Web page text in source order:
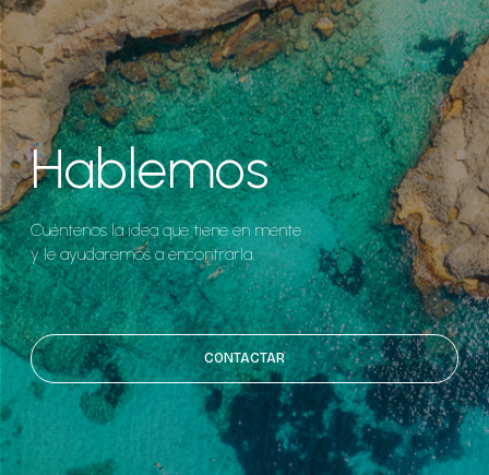
Hablemos
Cuéntenos la idea que tiene en mente
y le ayudaremos a encontrarla.
CONTACTAR